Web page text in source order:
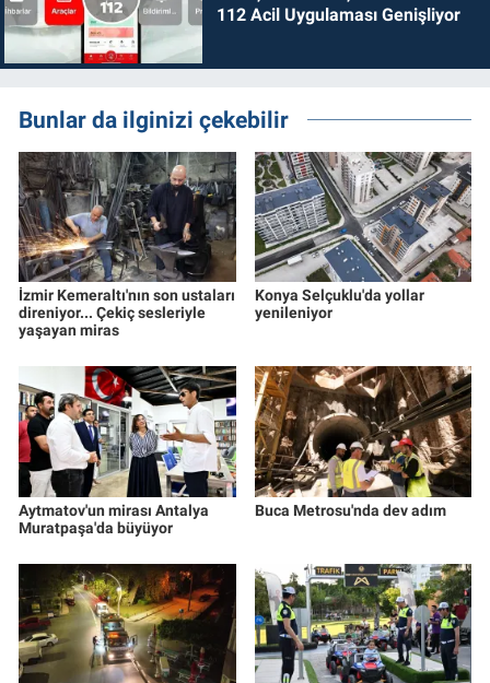
112 Acil Uygulaması Genişliyor
Bunlar da ilginizi çekebilir
İzmir Kemeraltı'nın son ustaları
direniyor... Çekiç sesleriyle
yaşayan miras
Konya Selçuklu'da yollar
yenileniyor
Aytmatov'un mirası Antalya
Muratpaşa'da büyüyor
Buca Metrosu'nda dev adım